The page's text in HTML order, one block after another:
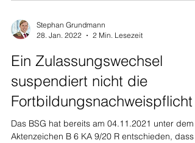
Stephan Grundmann
28. Jan. 2022
2 Min. Lesezeit
Ein Zulassungswechsel
suspendiert nicht die
Fortbildungsnachweispflicht
Das BSG hat bereits am 04.11.2021 unter dem
Aktenzeichen B 6 KA 9/20 R entschieden, dass